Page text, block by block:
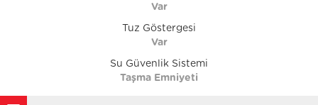
Var
Tuz Göstergesi
Var
Su Güvenlik Sistemi
Taşma Emniyeti